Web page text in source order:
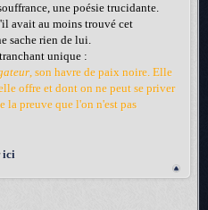
une poésie trucidante.
avait au moins trouvé cet
sache rien de lui.
unique :
, son havre de paix noire. Elle
offre et dont on ne peut se priver
la preuve que l'on n'est pas
ici